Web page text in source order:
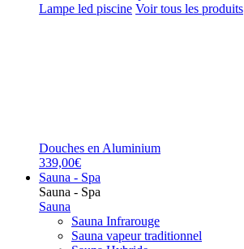
Lampe led piscine Voir tous les produits
Douches en Aluminium
339,00€
Sauna - Spa
Sauna - Spa
Sauna
Sauna Infrarouge
Sauna vapeur traditionnel